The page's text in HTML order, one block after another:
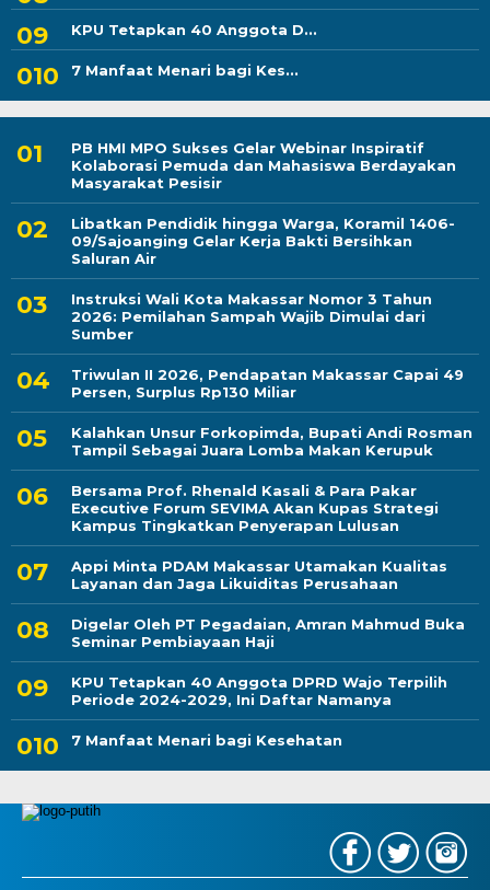
KPU Tetapkan 40 Anggota D...
7 Manfaat Menari bagi Kes...
PB HMI MPO Sukses Gelar Webinar Inspiratif
Kolaborasi Pemuda dan Mahasiswa Berdayakan
Masyarakat Pesisir
Libatkan Pendidik hingga Warga, Koramil 1406-
09/Sajoanging Gelar Kerja Bakti Bersihkan
Saluran Air
Instruksi Wali Kota Makassar Nomor 3 Tahun
2026: Pemilahan Sampah Wajib Dimulai dari
Sumber
Triwulan II 2026, Pendapatan Makassar Capai 49
Persen, Surplus Rp130 Miliar
Kalahkan Unsur Forkopimda, Bupati Andi Rosman
Tampil Sebagai Juara Lomba Makan Kerupuk
Bersama Prof. Rhenald Kasali & Para Pakar
Executive Forum SEVIMA Akan Kupas Strategi
Kampus Tingkatkan Penyerapan Lulusan
Appi Minta PDAM Makassar Utamakan Kualitas
Layanan dan Jaga Likuiditas Perusahaan
Digelar Oleh PT Pegadaian, Amran Mahmud Buka
Seminar Pembiayaan Haji
KPU Tetapkan 40 Anggota DPRD Wajo Terpilih
Periode 2024-2029, Ini Daftar Namanya
7 Manfaat Menari bagi Kesehatan